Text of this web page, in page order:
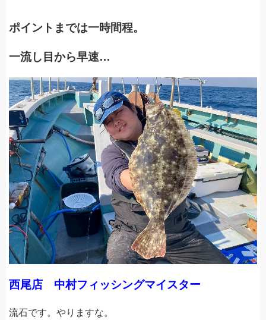
ポイントまでは一時間程。
一流し目から早速…
西尾店 中村フィッシングマイスター
流石です。やりますな。